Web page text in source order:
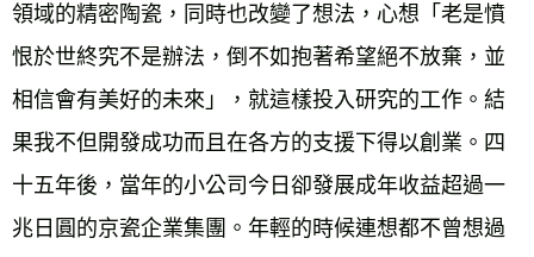
領域的精密陶瓷，同時也改變了想法，心想「老是憤
恨於世終究不是辦法，倒不如抱著希望絕不放棄，並
相信會有美好的未來」，就這樣投入研究的工作。結
果我不但開發成功而且在各方的支援下得以創業。四
十五年後，當年的小公司今日卻發展成年收益超過一
兆日圓的京瓷企業集團。年輕的時候連想都不曾想過